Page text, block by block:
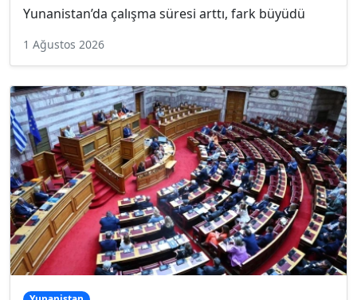
Yunanistan’da çalışma süresi arttı, fark büyüdü
1 Ağustos 2026